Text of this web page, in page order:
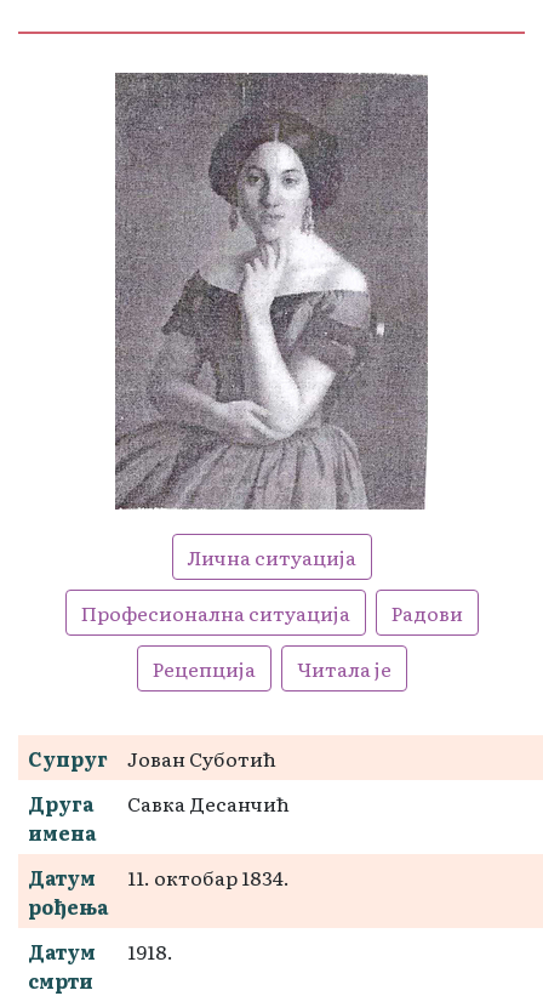
Лична ситуација
Професионална ситуација
Радови
Рецепција
Читала је
Супруг
Јован Суботић
Друга
имена
Савка Десанчић
Датум
рођења
11. октобар 1834.
Датум
смрти
1918.